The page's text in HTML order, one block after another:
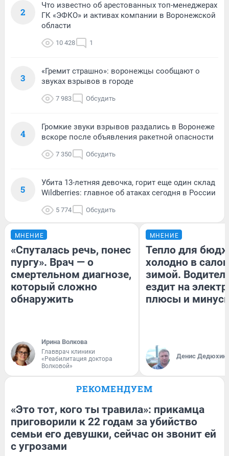
2
Что известно об арестованных топ-менеджерах
ГК «ЭФКО» и активах компании в Воронежской
области
10 428 1
3
«Гремит страшно»: воронежцы сообщают о
звуках взрывов в городе
7 983 Обсудить
4
Громкие звуки взрывов раздались в Воронеже
вскоре после объявления ракетной опасности
7 350 Обсудить
5
Убита 13-летняя девочка, горит еще один склад
Wildberries: главное об атаках сегодня в России
5 774 Обсудить
МНЕНИЕ
«Спуталась речь, понес
пургу». Врач — о
смертельном диагнозе,
который сложно
обнаружить
Ирина Волкова
Главврач клиники
«Реабилитация доктора
Волковой»
МНЕНИЕ
Тепло для
холодно в
зимой.
ездит на
плюсы и
Денис Дедюхин
РЕКОМЕНДУЕМ
«Это тот, кого ты травила»: прикамца
приговорили к 22 годам за убийство
семьи его девушки, сейчас он звонит ей
с угрозами